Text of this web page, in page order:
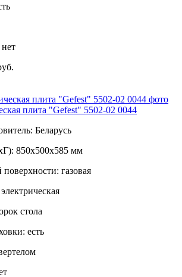
плита "Gefest" 5502-02 0044
Беларусь
850х500х585 мм
газовая
стола
есть